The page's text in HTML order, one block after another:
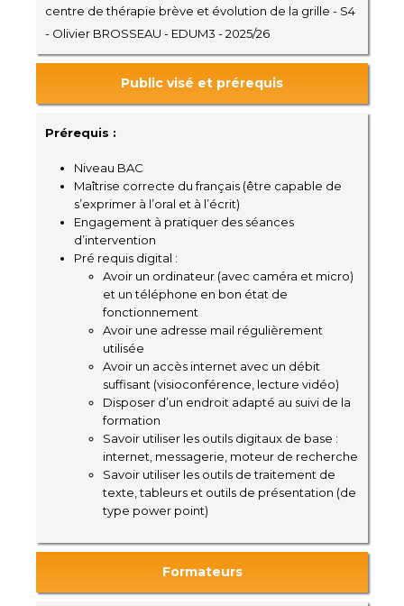
centre de thérapie brève et évolution de la grille - S4
- Olivier BROSSEAU - EDUM3 - 2025/26
Public visé et prérequis
Prérequis :
Niveau BAC
Maîtrise correcte du français (être capable de
s’exprimer à l’oral et à l’écrit)
Engagement à pratiquer des séances
d’intervention
Pré requis digital :
Avoir un ordinateur (avec caméra et micro)
et un téléphone en bon état de
fonctionnement
Avoir une adresse mail régulièrement
utilisée
Avoir un accès internet avec un débit
suffisant (visioconférence, lecture vidéo)
Disposer d’un endroit adapté au suivi de la
formation
Savoir utiliser les outils digitaux de base :
internet, messagerie, moteur de recherche
Savoir utiliser les outils de traitement de
texte, tableurs et outils de présentation (de
type power point)
Formateurs